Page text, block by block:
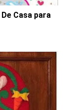
Casa para